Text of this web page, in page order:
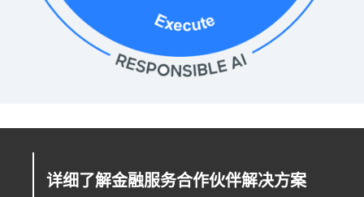
详细了解金融服务合作伙伴解决方案